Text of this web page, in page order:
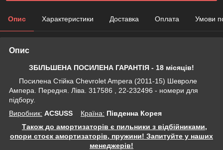
Опис Характеристики Доставка Оплата Умови
Опис
ЗБІЛЬШЕНА ПОСИЛЕНА ГАРАНТІЯ - 18 місяців!
Посилена Стійка Chevrolet Ampera (2011-15) Шевроле
Ампера. Передня. Ліва. 317586 , 22-232496 - номери для
підбору.
Виробник: ACSUSS Крaїна: Південна Корея
Також до амортизаторів є пильники з відбійниками,
опори стоєк амортизаторів, пружини! Запитуйте у наших
менеджерів!